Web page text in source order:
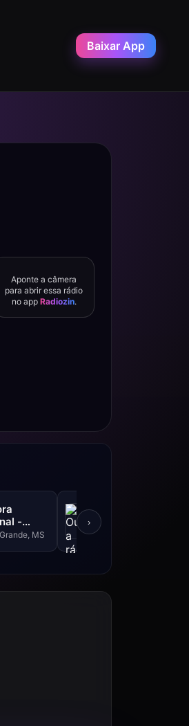
Baixar App
Aponte a câmera
para abrir essa rádio
no app Radiozin.
-
MS
- 106.3 FM
›